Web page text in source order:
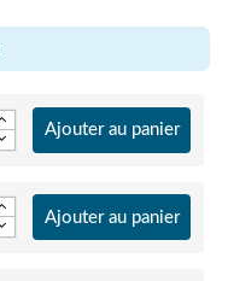
Ajouter au panier
Ajouter au panier